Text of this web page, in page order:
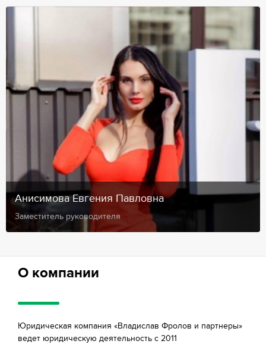
Анисимова Евгения Павловна
Заместитель руководителя
О компании
Юридическая компания «Владислав Фролов и партнеры»
ведет юридическую деятельность с 2011